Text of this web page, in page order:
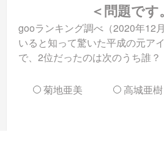
＜問題です
gooランキング調べ（2020年12
いると知って驚いた平成の元ア
で、2位だったのは次のうち誰？
菊地亜美 高城亜樹